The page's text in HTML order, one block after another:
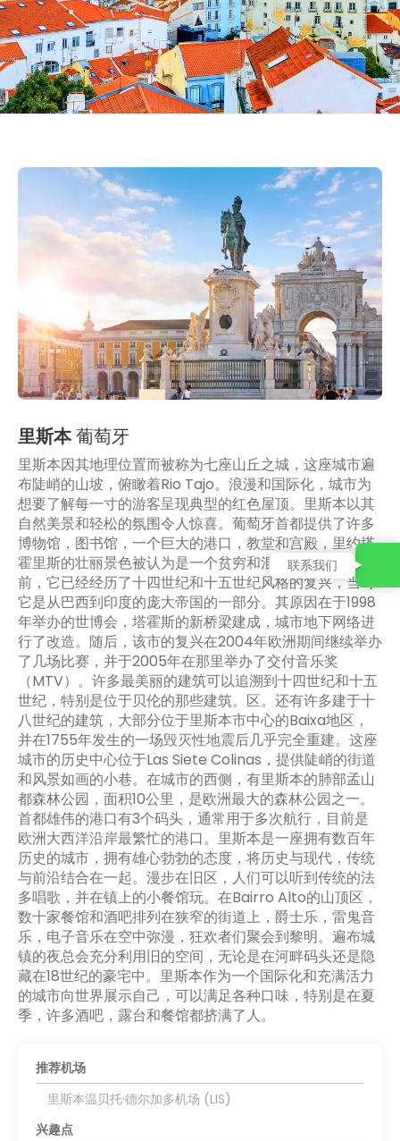
里斯本葡萄牙
里斯本因其地理位置而被称为七座山丘之城，这座城市遍
布陡峭的山坡，俯瞰着Rio Tajo。浪漫和国际化，城市为
想要了解每一寸的游客呈现典型的红色屋顶。里斯本以其
自然美景和轻松的氛围令人惊喜。葡萄牙首都提供了许多
博物馆，图书馆，一个巨大的港口，教堂和宫殿，里约塔
霍里斯的壮丽景色被认为是一个贫穷和混乱的城市。目
前，它已经经历了十四世纪和十五世纪风格的复兴，当时
它是从巴西到印度的庞大帝国的一部分。其原因在于1998
年举办的世博会，塔霍斯的新桥梁建成，城市地下网络进
行了改造。随后，该市的复兴在2004年欧洲期间继续举办
了几场比赛，并于2005年在那里举办了交付音乐奖
（MTV）。许多最美丽的建筑可以追溯到十四世纪和十五
世纪，特别是位于贝伦的那些建筑。区。还有许多建于十
八世纪的建筑，大部分位于里斯本市中心的Baixa地区，
并在1755年发生的一场毁灭性地震后几乎完全重建。这座
城市的历史中心位于Las Siete Colinas，提供陡峭的街道
和风景如画的小巷。在城市的西侧，有里斯本的肺部孟山
都森林公园，面积10公里，是欧洲最大的森林公园之一。
首都雄伟的港口有3个码头，通常用于多次航行，目前是
欧洲大西洋沿岸最繁忙的港口。里斯本是一座拥有数百年
历史的城市，拥有雄心勃勃的态度，将历史与现代，传统
与前沿结合在一起。漫步在旧区，人们可以听到传统的法
多唱歌，并在镇上的小餐馆玩。在Bairro Alto的山顶区，
数十家餐馆和酒吧排列在狭窄的街道上，爵士乐，雷鬼音
乐，电子音乐在空中弥漫，狂欢者们聚会到黎明。遍布城
镇的夜总会充分利用旧的空间，无论是在河畔码头还是隐
藏在18世纪的豪宅中。里斯本作为一个国际化和充满活力
的城市向世界展示自己，可以满足各种口味，特别是在夏
季，许多酒吧，露台和餐馆都挤满了人。
推荐机场
里斯本温贝托·德尔加多机场 (LIS)
兴趣点
联系我们